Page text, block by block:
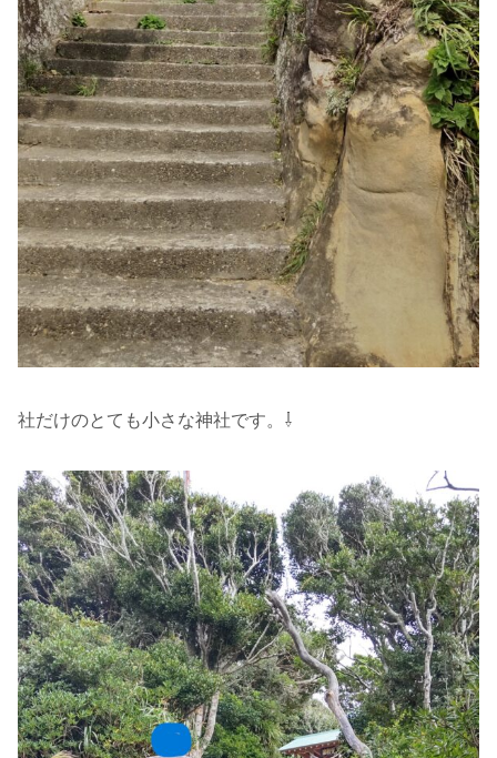
社だけのとても小さな神社です。⇩